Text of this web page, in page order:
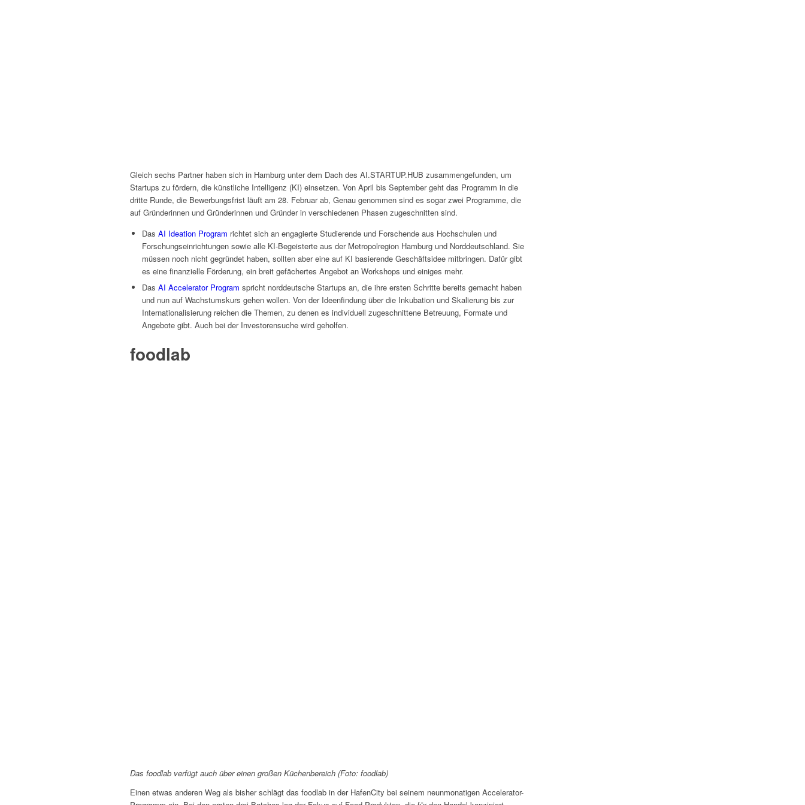
Gleich sechs Partner haben sich in Hamburg unter dem Dach des AI.STARTUP.HUB zusammengefunden, um
Startups zu fördern, die künstliche Intelligenz (KI) einsetzen. Von April bis September geht das Programm in die
dritte Runde, die Bewerbungsfrist läuft am 28. Februar ab, Genau genommen sind es sogar zwei Programme, die
auf Gründerinnen und Gründerinnen und Gründer in verschiedenen Phasen zugeschnitten sind.
Das AI Ideation Program richtet sich an engagierte Studierende und Forschende aus Hochschulen und
Forschungseinrichtungen sowie alle KI-Begeisterte aus der Metropolregion Hamburg und Norddeutschland. Sie
müssen noch nicht gegründet haben, sollten aber eine auf KI basierende Geschäftsidee mitbringen. Dafür gibt
es eine finanzielle Förderung, ein breit gefächertes Angebot an Workshops und einiges mehr.
Das AI Accelerator Program spricht norddeutsche Startups an, die ihre ersten Schritte bereits gemacht haben
und nun auf Wachstumskurs gehen wollen. Von der Ideenfindung über die Inkubation und Skalierung bis zur
Internationalisierung reichen die Themen, zu denen es individuell zugeschnittene Betreuung, Formate und
Angebote gibt. Auch bei der Investorensuche wird geholfen.
foodlab
Das foodlab verfügt auch über einen großen Küchenbereich (Foto: foodlab)
Einen etwas anderen Weg als bisher schlägt das foodlab in der HafenCity bei seinem neunmonatigen Accelerator-